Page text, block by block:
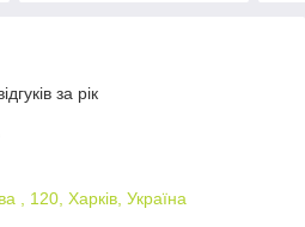
за рік
, 120, Харків, Україна